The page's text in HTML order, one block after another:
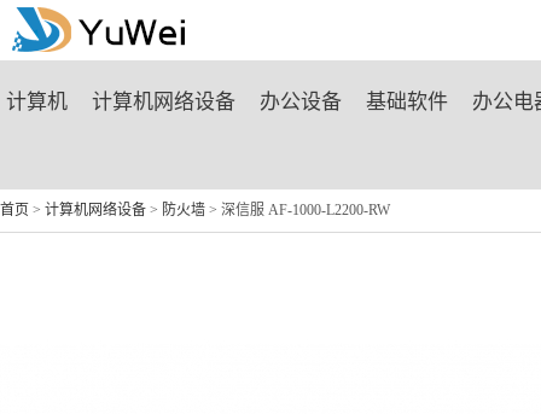
商城首页
计算机 计算机网络设备 办公设备 基础软件 办公电
首页 > 计算机网络设备 > 防火墙 > 深信服 AF-1000-L2200-RW